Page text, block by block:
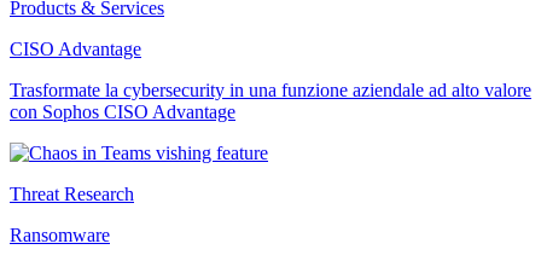
Products & Services
CISO Advantage
Trasformate la cybersecurity in una funzione aziendale ad alto valore
con Sophos CISO Advantage
Threat Research
Ransomware